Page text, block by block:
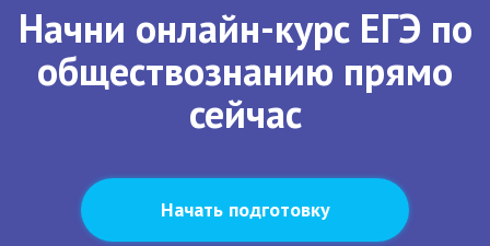
Начни онлайн-курс ЕГЭ по
обществознанию прямо
сейчас
Начать подготовку